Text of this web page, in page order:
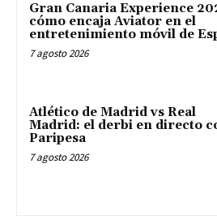
Gran Canaria Experience
cómo encaja Aviator en el
entretenimiento móvil de
7 agosto 2026
Atlético de Madrid vs Real
Madrid: el derbi en directo
Paripesa
7 agosto 2026